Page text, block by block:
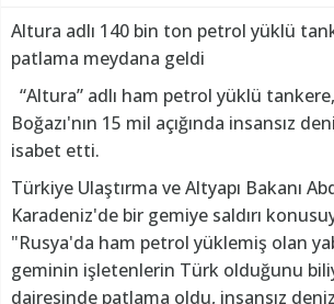
Altura adlı 140 bin ton petrol yüklü
patlama meydana geldi
“Altura” adlı ham petrol yüklü
Boğazı'nın 15 mil açığında insansız
isabet etti.
Türkiye Ulaştırma ve Altyapı Bakanı
Karadeniz'de bir gemiye saldırı
"Rusya'da ham petrol yüklemiş olan
geminin işletenlerin Türk olduğunu
dairesinde patlama oldu, insansız